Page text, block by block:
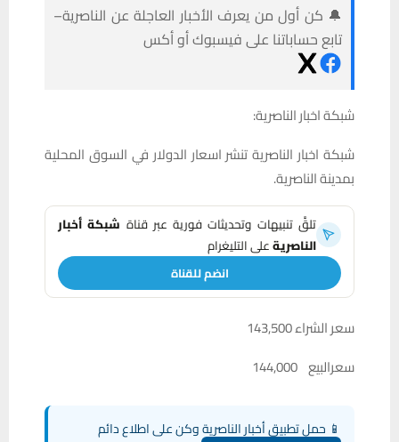
🔔 كن أول من يعرف الأخبار العاجلة عن الناصرية–
تابع حساباتنا على فيسبوك أو أكس
شبكة اخبار الناصرية:
شبكة اخبار الناصرية تنشر اسعار الدولار في السوق المحلية
بمدينة الناصرية.
تلقَّ تنبيهات وتحديثات فورية عبر قناة شبكة أخبار
الناصريةعلى التليغرام
انضم للقناة
سعر الشراء 143,500
سعرالبيع 144,000
📱 حمل تطبيق أخبار الناصرية وكن على اطلاع دائم